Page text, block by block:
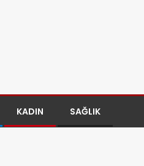
KADIN SAĞLIK